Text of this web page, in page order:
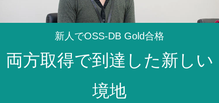
インタビュー
よくある質問
新人でOSS-DB Gold合格
両方取得で到達した新しい
境地